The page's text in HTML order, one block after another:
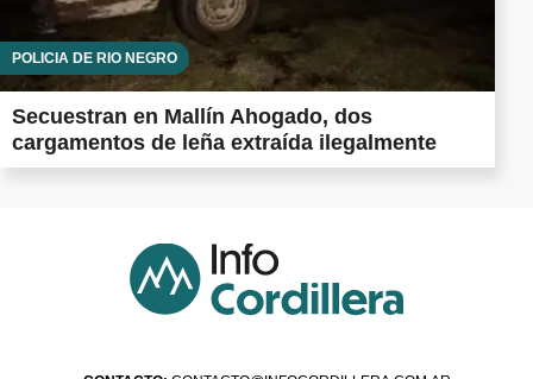
POLICÍA DE RÍO NEGRO
Secuestran en Mallín Ahogado, dos
cargamentos de leña extraída ilegalmente